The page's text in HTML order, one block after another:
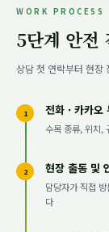
WORK PROCESS
5단계 안전
상담 첫 연락부터 현장
1 전화 · 카카오
수목 종류, 위치,
2 현장 출동 및
담당자가 직접
다